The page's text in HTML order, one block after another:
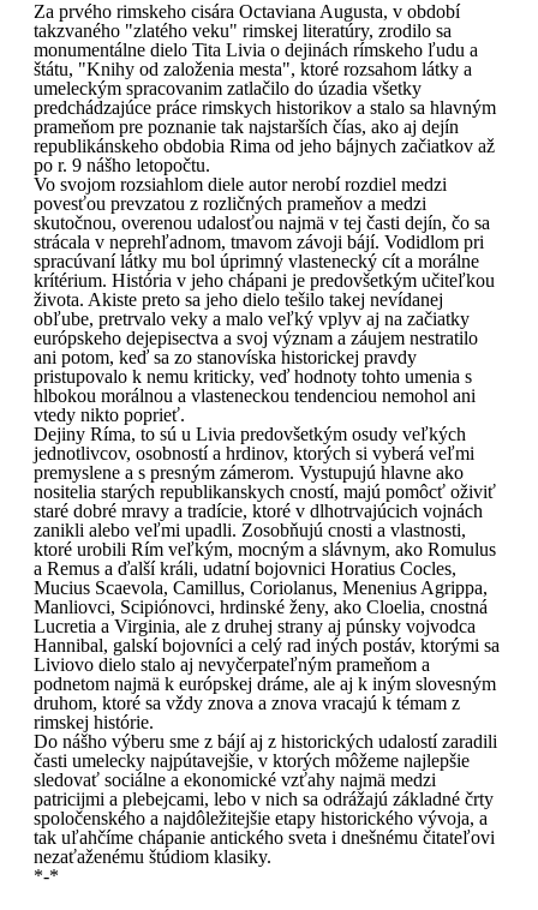
Za prvého rimskeho cisára Octaviana Augusta, v období
takzvaného "zlatého veku" rimskej literatúry, zrodilo sa
monumentálne dielo Tita Livia o dejinách rímskeho ľudu a
štátu, "Knihy od založenia mesta", ktoré rozsahom látky a
umeleckým spracovanim zatlačilo do úzadia všetky
predchádzajúce práce rimskych historikov a stalo sa hlavným
prameňom pre poznanie tak najstarších čías, ako aj dejín
republikánskeho obdobia Rima od jeho bájnych začiatkov až
po r. 9 nášho letopočtu.
Vo svojom rozsiahlom diele autor nerobí rozdiel medzi
povesťou prevzatou z rozličných prameňov a medzi
skutočnou, overenou udalosťou najmä v tej časti dejín, čo sa
strácala v neprehľadnom, tmavom závoji bájí. Vodidlom pri
spracúvaní látky mu bol úprimný vlastenecký cít a morálne
krítérium. História v jeho chápani je predovšetkým učiteľkou
života. Akiste preto sa jeho dielo tešilo takej nevídanej
obľube, pretrvalo veky a malo veľký vplyv aj na začiatky
európskeho dejepisectva a svoj význam a záujem nestratilo
ani potom, keď sa zo stanovíska historickej pravdy
pristupovalo k nemu kriticky, veď hodnoty tohto umenia s
hlbokou morálnou a vlasteneckou tendenciou nemohol ani
vtedy nikto poprieť.
Dejiny Ríma, to sú u Livia predovšetkým osudy veľkých
jednotlivcov, osobností a hrdinov, ktorých si vyberá veľmi
premyslene a s presným zámerom. Vystupujú hlavne ako
nositelia starých republikanskych cností, majú pomôcť oživiť
staré dobré mravy a tradície, ktoré v dlhotrvajúcich vojnách
zanikli alebo veľmi upadli. Zosobňujú cnosti a vlastnosti,
ktoré urobili Rím veľkým, mocným a slávnym, ako Romulus
a Remus a ďalší králi, udatní bojovnici Horatius Cocles,
Mucius Scaevola, Camillus, Coriolanus, Menenius Agrippa,
Manliovci, Scipiónovci, hrdinské ženy, ako Cloelia, cnostná
Lucretia a Virginia, ale z druhej strany aj púnsky vojvodca
Hannibal, galskí bojovníci a celý rad iných postáv, ktorými sa
Liviovo dielo stalo aj nevyčerpateľným prameňom a
podnetom najmä k európskej dráme, ale aj k iným slovesným
druhom, ktoré sa vždy znova a znova vracajú k témam z
rimskej histórie.
Do nášho výberu sme z bájí aj z historických udalostí zaradili
časti umelecky najpútavejšie, v ktorých môžeme najlepšie
sledovať sociálne a ekonomické vzťahy najmä medzi
patricijmi a plebejcami, lebo v nich sa odrážajú základné črty
spoločenského a najdôležitejšie etapy historického vývoja, a
tak uľahčíme chápanie antického sveta i dnešnému čitateľovi
nezaťaženému štúdiom klasiky.
*-*